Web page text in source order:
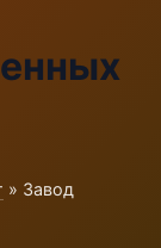
» Завод